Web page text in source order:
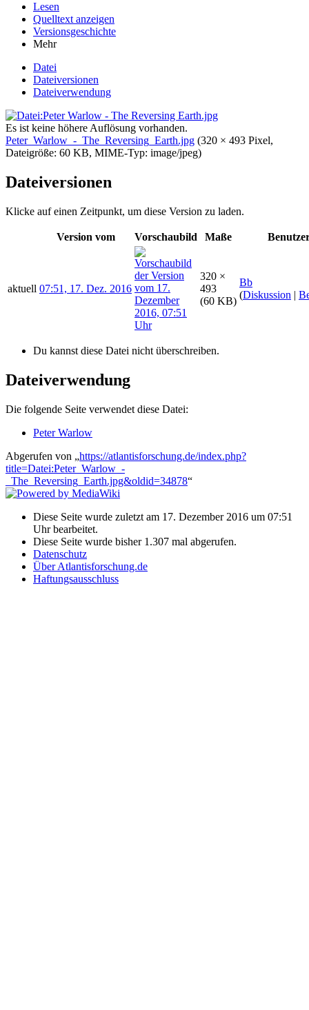
Lesen
Quelltext anzeigen
Versionsgeschichte
Mehr
Datei
Dateiversionen
Dateiverwendung
Es ist keine höhere Auflösung vorhanden.
Peter_Warlow_-_The_Reversing_Earth.jpg (320 × 493 Pixel,
Dateigröße: 60 KB, MIME-Typ: image/jpeg)
Dateiversionen
Klicke auf einen Zeitpunkt, um diese Version zu laden.
Version vom Vorschaubild Maße
aktuell 07:51, 17. Dez. 2016
320 ×
493
(60 KB)
Bb
(Diskussion |
Du kannst diese Datei nicht überschreiben.
Dateiverwendung
Die folgende Seite verwendet diese Datei:
Peter Warlow
Abgerufen von „https://atlantisforschung.de/index.php?
title=Datei:Peter_Warlow_-
_The_Reversing_Earth.jpg&oldid=34878“
Diese Seite wurde zuletzt am 17. Dezember 2016 um 07:51
Uhr bearbeitet.
Diese Seite wurde bisher 1.307 mal abgerufen.
Datenschutz
Über Atlantisforschung.de
Haftungsausschluss